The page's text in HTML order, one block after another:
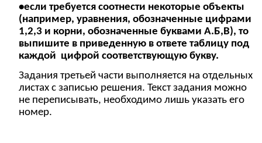
•если требуется соотнести некоторые объекты
(например, уравнения, обозначенные цифрами
1,2,3 и корни, обозначенные буквами А.Б,В), то
выпишите в приведенную в ответе таблицу под
каждой цифрой соответствующую букву.
Задания третьей части выполняется на отдельных
листах с записью решения. Текст задания можно
не переписывать, необходимо лишь указать его
номер.